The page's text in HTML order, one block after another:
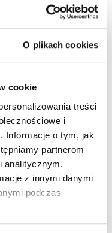
O plikach cookies
cookie
treści
i
Informacje o tym, jak
partnerom
analitycznym.
z innymi danymi
podczas
ceramiki
Produkty